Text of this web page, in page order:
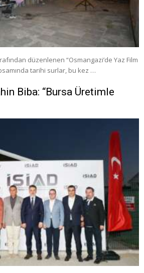
düzenlenen “Osmangazi’de Yaz Film
tarihi surlar, bu kez …
Biba: “Bursa Üretimle